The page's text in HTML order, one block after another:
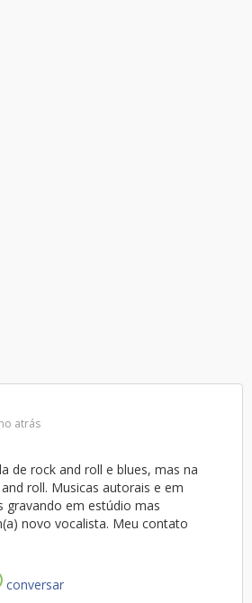
atrás
de rock and roll e blues, mas na
roll. Musicas autorais e em
gravando em estúdio mas
novo vocalista. Meu contato
conversar